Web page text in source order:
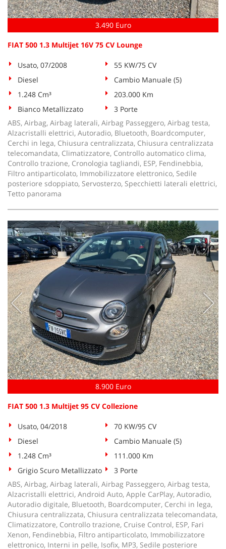
3.490 Euro
FIAT 500 1.3 Multijet 16V 75 CV Lounge
Usato, 07/2008
55 KW/75 CV
Diesel
Cambio Manuale (5)
1.248 Cm³
203.000 Km
Bianco Metallizzato
3 Porte
ABS, Airbag, Airbag laterali, Airbag Passeggero, Airbag testa,
Alzacristalli elettrici, Autoradio, Bluetooth, Boardcomputer,
Cerchi in lega, Chiusura centralizzata, Chiusura centralizzata
telecomandata, Climatizzatore, Controllo automatico clima,
Controllo trazione, Cronologia tagliandi, ESP, Fendinebbia,
Filtro antiparticolato, Immobilizzatore elettronico, Sedile
posteriore sdoppiato, Servosterzo, Specchietti laterali elettrici,
Tetto panorama
8.900 Euro
FIAT 500 1.3 Multijet 95 CV Collezione
Usato, 04/2018
70 KW/95 CV
Diesel
Cambio Manuale (5)
1.248 Cm³
111.000 Km
Grigio Scuro Metallizzato
3 Porte
ABS, Airbag, Airbag laterali, Airbag Passeggero, Airbag testa,
Alzacristalli elettrici, Android Auto, Apple CarPlay, Autoradio,
Autoradio digitale, Bluetooth, Boardcomputer, Cerchi in lega,
Chiusura centralizzata, Chiusura centralizzata telecomandata,
Climatizzatore, Controllo trazione, Cruise Control, ESP, Fari
Xenon, Fendinebbia, Filtro antiparticolato, Immobilizzatore
elettronico, Interni in pelle, Isofix, MP3, Sedile posteriore